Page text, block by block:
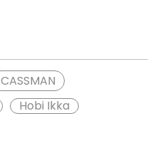
CASSMAN
Hobi Ikka